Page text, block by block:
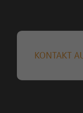
KONTAKT